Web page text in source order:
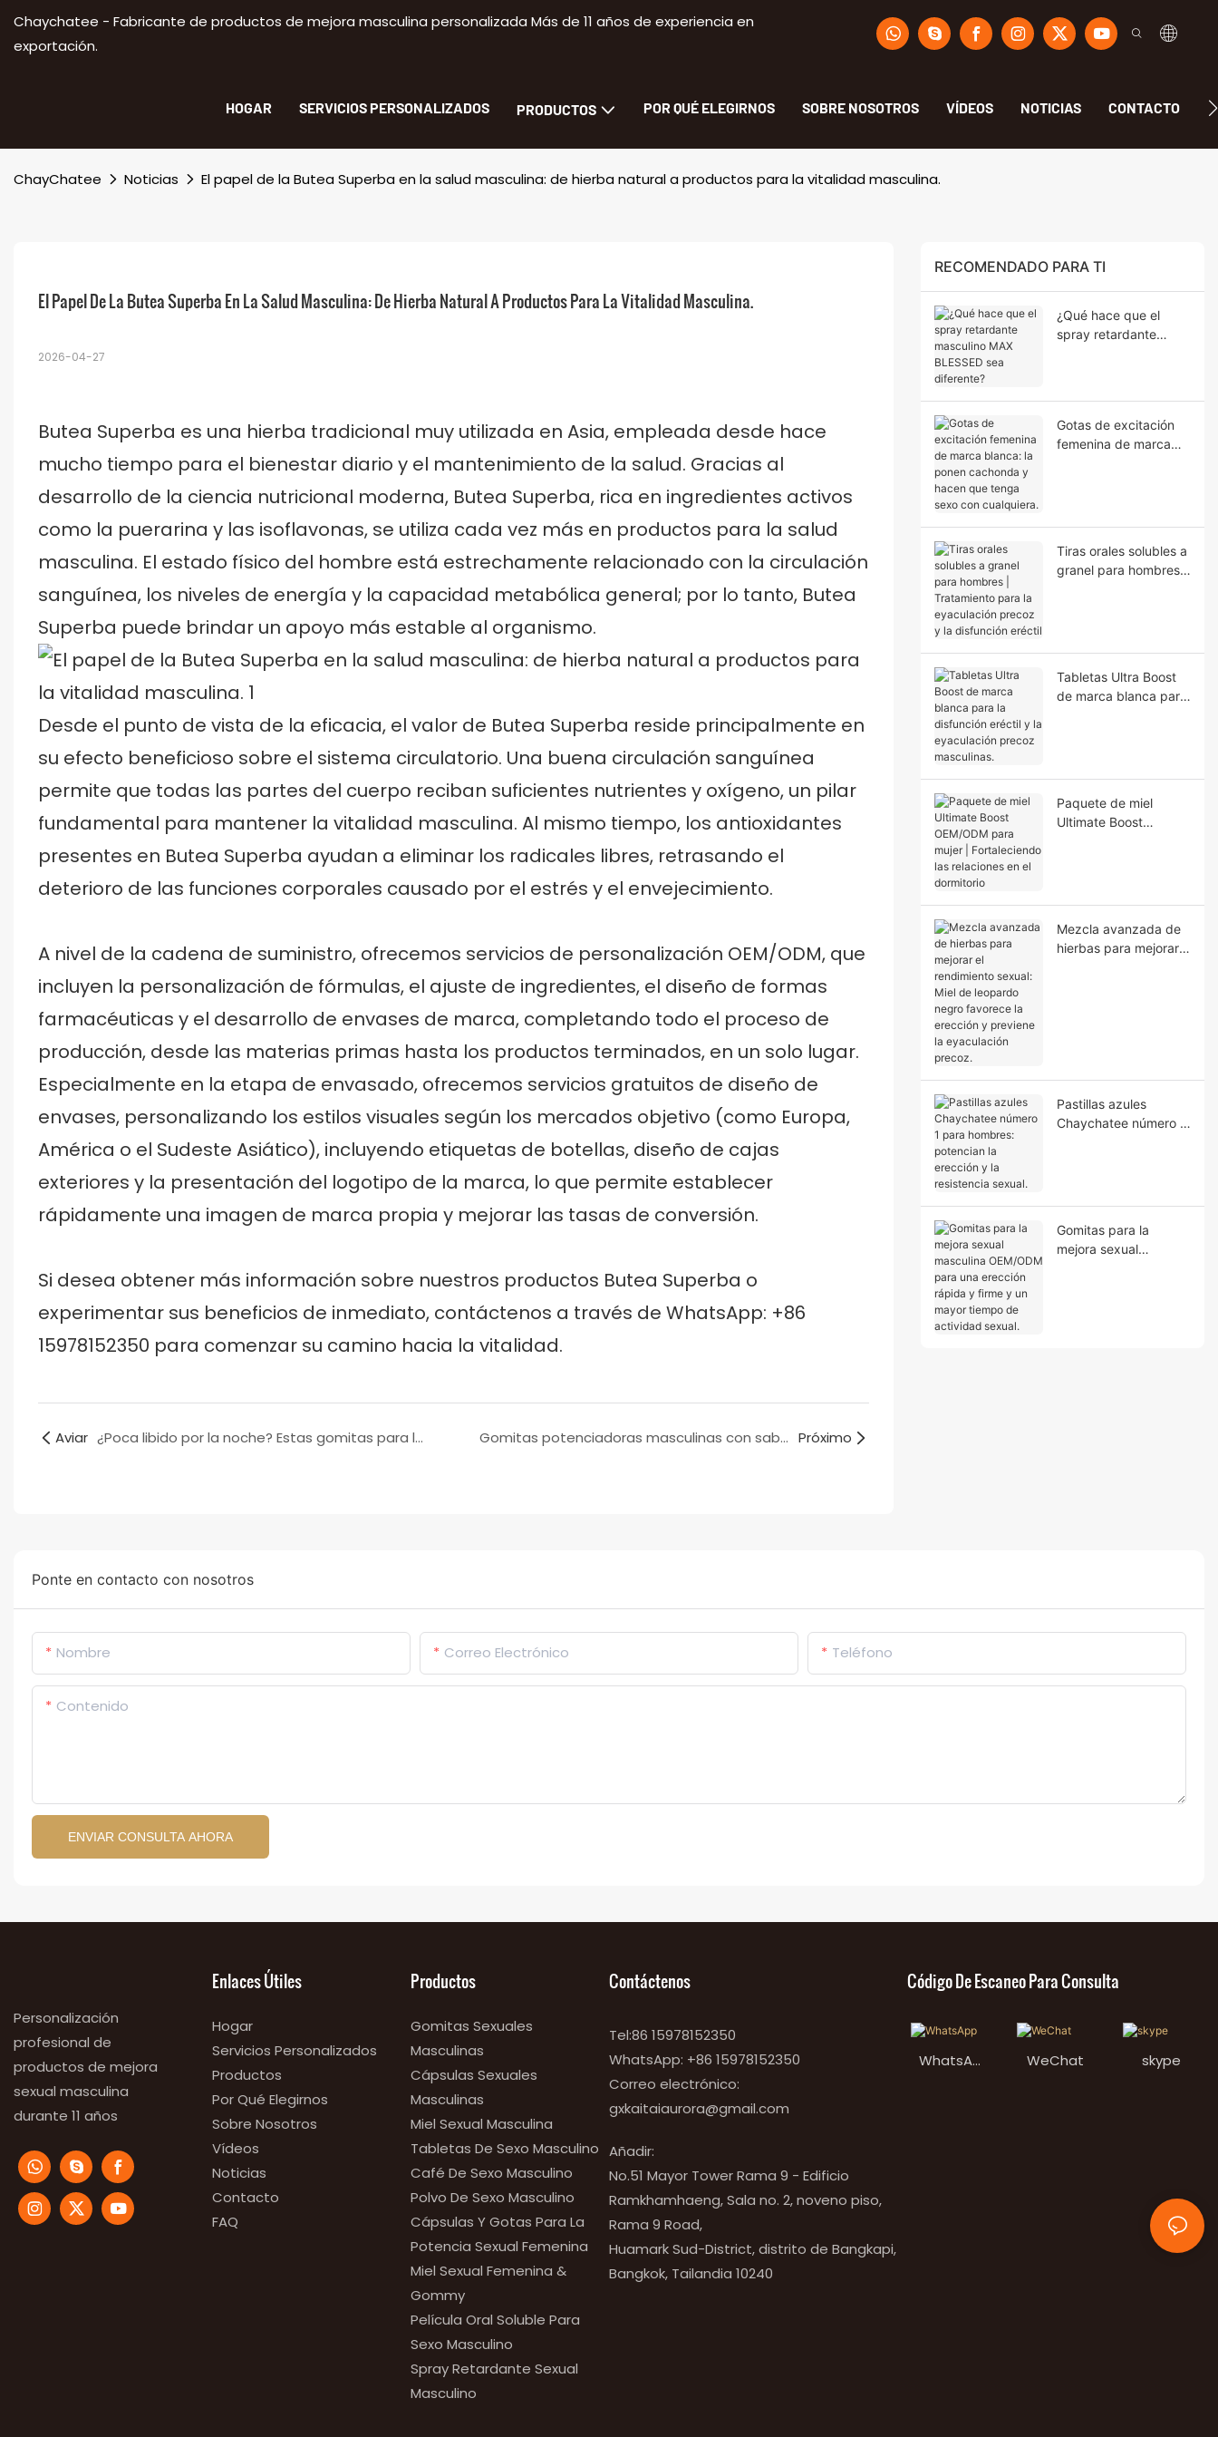
Chaychatee - Fabricante de productos de mejora masculina personalizada Más de 11 años de experiencia en
exportación.
HOGAR SERVICIOS PERSONALIZADOS PRODUCTOS POR QUÉ ELEGIRNOS SOBRE NOSOTROS VÍDEOS NOTICIAS CONTACTO
ChayChatee Noticias El papel de la Butea Superba en la salud masculina: de hierba natural a productos para la vitalidad masculina.
El Papel De La Butea Superba En La Salud Masculina: De Hierba Natural A Productos Para La Vitalidad Masculina.
2026-04-27
Butea Superba es una hierba tradicional muy utilizada en Asia, empleada desde hace
mucho tiempo para el bienestar diario y el mantenimiento de la salud. Gracias al
desarrollo de la ciencia nutricional moderna, Butea Superba, rica en ingredientes activos
como la puerarina y las isoflavonas, se utiliza cada vez más en productos para la salud
masculina. El estado físico del hombre está estrechamente relacionado con la circulación
sanguínea, los niveles de energía y la capacidad metabólica general; por lo tanto, Butea
Superba puede brindar un apoyo más estable al organismo.
Desde el punto de vista de la eficacia, el valor de Butea Superba reside principalmente en
su efecto beneficioso sobre el sistema circulatorio. Una buena circulación sanguínea
permite que todas las partes del cuerpo reciban suficientes nutrientes y oxígeno, un pilar
fundamental para mantener la vitalidad masculina. Al mismo tiempo, los antioxidantes
presentes en Butea Superba ayudan a eliminar los radicales libres, retrasando el
deterioro de las funciones corporales causado por el estrés y el envejecimiento.
A nivel de la cadena de suministro, ofrecemos servicios de personalización OEM/ODM, que
incluyen la personalización de fórmulas, el ajuste de ingredientes, el diseño de formas
farmacéuticas y el desarrollo de envases de marca, completando todo el proceso de
producción, desde las materias primas hasta los productos terminados, en un solo lugar.
Especialmente en la etapa de envasado, ofrecemos servicios gratuitos de diseño de
envases, personalizando los estilos visuales según los mercados objetivo (como Europa,
América o el Sudeste Asiático), incluyendo etiquetas de botellas, diseño de cajas
exteriores y la presentación del logotipo de la marca, lo que permite establecer
rápidamente una imagen de marca propia y mejorar las tasas de conversión.
Si desea obtener más información sobre nuestros productos Butea Superba o
experimentar sus beneficios de inmediato, contáctenos a través de WhatsApp: +86
15978152350 para comenzar su camino hacia la vitalidad.
Aviar ¿Poca libido por la noche? Estas gomitas para la mejora sexual masculina te ayudan a recuperar el control. Gomitas potenciadoras masculinas con sabor a cola: Prepárate para cuando importa. Próximo
RECOMENDADO PARA TI
¿Qué hace que el
spray retardante
Gotas de excitación
femenina de marca
Tiras orales solubles a
granel para hombres |
Tabletas Ultra Boost
de marca blanca para
Paquete de miel
Ultimate Boost
Mezcla avanzada de
hierbas para mejorar
Pastillas azules
Chaychatee número 1
Gomitas para la
mejora sexual
Ponte en contacto con nosotros
Nombre Correo Electrónico Teléfono
Contenido
ENVIAR CONSULTA AHORA
Personalización
profesional de
productos de mejora
sexual masculina
durante 11 años
Enlaces Útiles
Hogar
Servicios Personalizados
Productos
Por Qué Elegirnos
Sobre Nosotros
Vídeos
Noticias
Contacto
FAQ
Productos
Gomitas Sexuales
Masculinas
Cápsulas Sexuales
Masculinas
Miel Sexual Masculina
Tabletas De Sexo Masculino
Café De Sexo Masculino
Polvo De Sexo Masculino
Cápsulas Y Gotas Para La
Potencia Sexual Femenina
Miel Sexual Femenina &
Gommy
Película Oral Soluble Para
Sexo Masculino
Spray Retardante Sexual
Masculino
Contáctenos
Tel:86 15978152350
WhatsApp: +86 15978152350
Correo electrónico:
gxkaitaiaurora@gmail.com
Añadir:
No.51 Mayor Tower Rama 9 - Edificio
Ramkhamhaeng, Sala no. 2, noveno piso,
Rama 9 Road,
Huamark Sud-District, distrito de Bangkapi,
Bangkok, Tailandia 10240
Código De Escaneo Para Consulta
WhatsAp
WeChat skype